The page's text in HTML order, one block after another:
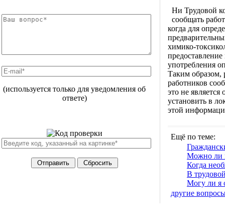
(используется только для уведомления об
ответе)
Ни Трудовой
сообщать
когда для
химико-
употребления
Таким образом,
работников
это не
установить в
этой
Ещё по теме:
Можно ли
Когда
В
Могу ли я
другие